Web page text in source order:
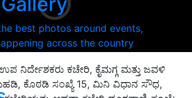
best photos around events,
across the country
ನಿರ್ದೇಶಕರು ಕಚೇರಿ, ಕೈಮಗ್ಗ ಮತ್ತು ಜವಳಿ
ಕೊಠಡಿ ಸಂಖ್ಯೆ 15, ಮಿನಿ ವಿಧಾನ ಸೌಧ,